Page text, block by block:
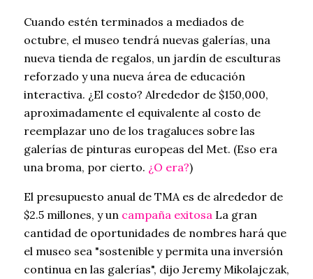
Cuando estén terminados a mediados de
octubre, el museo tendrá nuevas galerías, una
nueva tienda de regalos, un jardín de esculturas
reforzado y una nueva área de educación
interactiva. ¿El costo? Alrededor de $150,000,
aproximadamente el equivalente al costo de
reemplazar uno de los tragaluces sobre las
galerías de pinturas europeas del Met. (Eso era
una broma, por cierto. ¿O era?)
El presupuesto anual de TMA es de alrededor de
$2.5 millones, y un campaña exitosa La gran
cantidad de oportunidades de nombres hará que
el museo sea "sostenible y permita una inversión
continua en las galerías", dijo Jeremy Mikolajczak,